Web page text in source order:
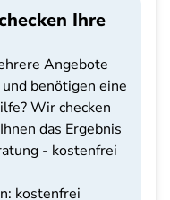
Ihre
Angebote
benötigen eine
Wir checken
das Ergebnis
- kostenfrei
kostenfrei